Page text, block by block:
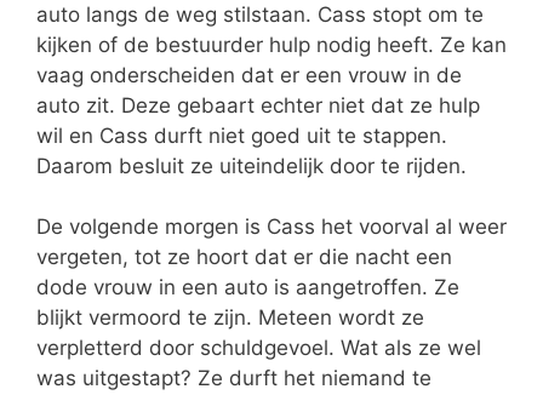
auto langs de weg stilstaan. Cass stopt om te
kijken of de bestuurder hulp nodig heeft. Ze kan
vaag onderscheiden dat er een vrouw in de
auto zit. Deze gebaart echter niet dat ze hulp
wil en Cass durft niet goed uit te stappen.
Daarom besluit ze uiteindelijk door te rijden.
De volgende morgen is Cass het voorval al weer
vergeten, tot ze hoort dat er die nacht een
dode vrouw in een auto is aangetroffen. Ze
blijkt vermoord te zijn. Meteen wordt ze
verpletterd door schuldgevoel. Wat als ze wel
was uitgestapt? Ze durft het niemand te